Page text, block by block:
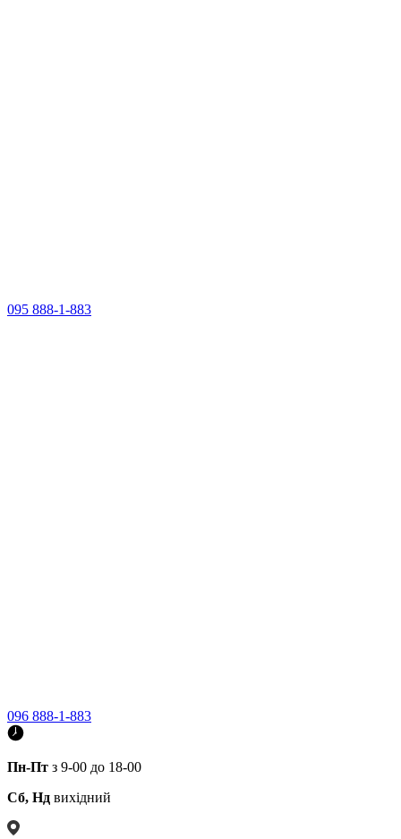
095 888-1-883
096 888-1-883
Пн-Пт з 9-00 до 18-00
Сб, Нд вихідний